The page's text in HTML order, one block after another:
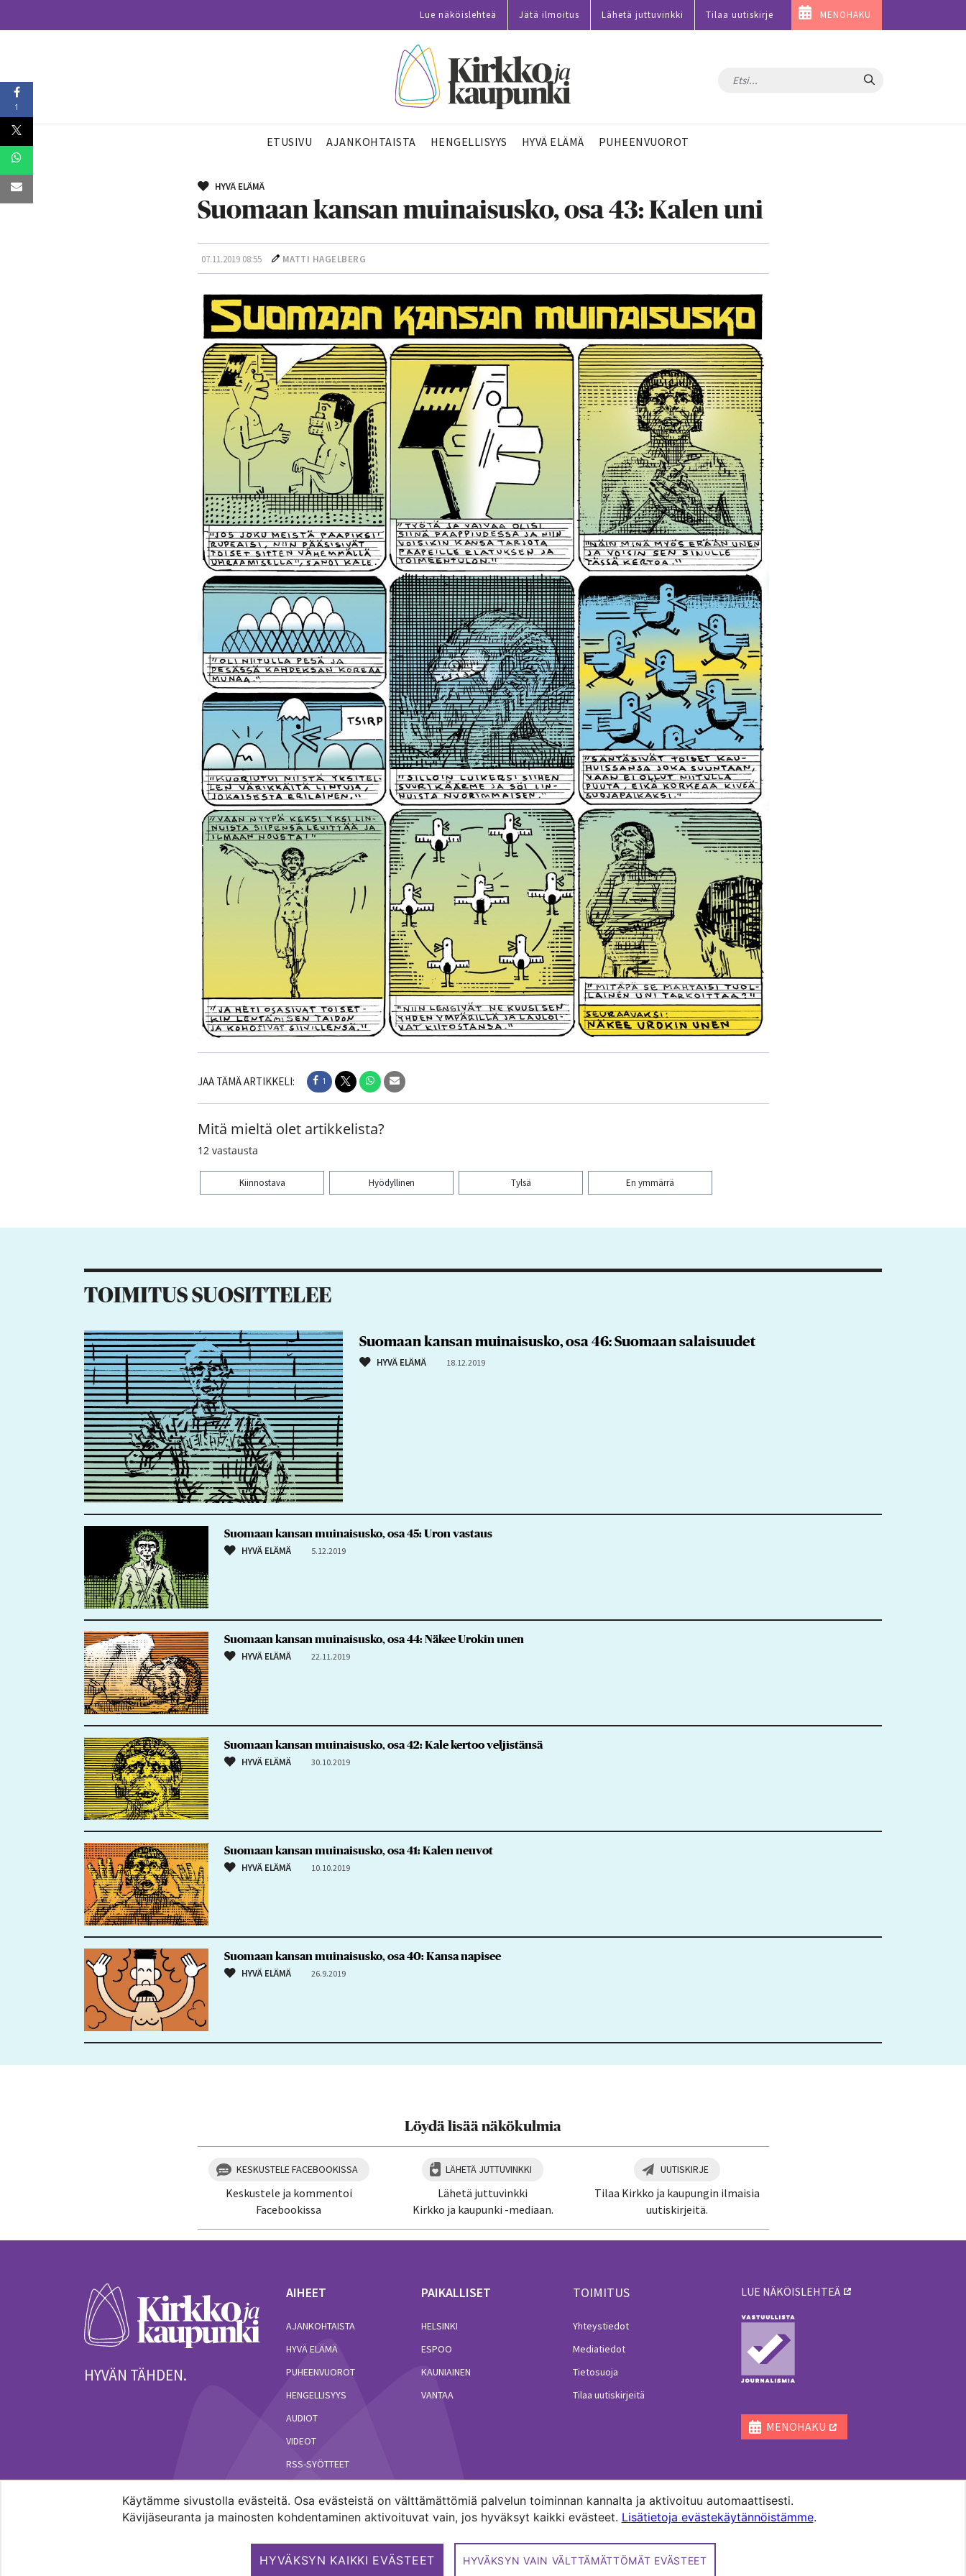
Käytämme sivustolla evästeitä. Osa evästeistä on välttämättömiä palvelun toiminnan kannalta ja aktivoituu automaattisesti.
Kävijäseuranta ja mainosten kohdentaminen aktivoituvat vain, jos hyväksyt kaikki evästeet. Lisätietoja evästekäytännöistämme.
HYVÄKSYN KAIKKI EVÄSTEET HYVÄKSYN VAIN VÄLTTÄMÄTTÖMÄT EVÄSTEET
Lue näköislehteä Jätä ilmoitus Lähetä juttuvinkki Tilaa uutiskirje MENOHAKU
Hae
ETUSIVU AJANKOHTAISTA HENGELLISYYS HYVÄ ELÄMÄ PUHEENVUOROT
HYVÄ ELÄMÄ
Suomaan kansan muinaisusko, osa 43: Kalen uni
07.11.2019 08:55 MATTI HAGELBERG
JAA TÄMÄ ARTIKKELI: 1
Mitä mieltä olet artikkelista?
12 vastausta
Kiinnostava Hyödyllinen Tylsä En ymmärrä
1
TOIMITUS SUOSITTELEE
Suomaan kansan muinaisusko, osa 46: Suomaan salaisuudet
HYVÄ ELÄMÄ 18.12.2019
Suomaan kansan muinaisusko, osa 45: Uron vastaus
HYVÄ ELÄMÄ 5.12.2019
Suomaan kansan muinaisusko, osa 44: Näkee Urokin unen
HYVÄ ELÄMÄ 22.11.2019
Suomaan kansan muinaisusko, osa 42: Kale kertoo veljistänsä
HYVÄ ELÄMÄ 30.10.2019
Suomaan kansan muinaisusko, osa 41: Kalen neuvot
HYVÄ ELÄMÄ 10.10.2019
Suomaan kansan muinaisusko, osa 40: Kansa napisee
HYVÄ ELÄMÄ 26.9.2019
Löydä lisää näkökulmia
KESKUSTELE FACEBOOKISSA
Keskustele ja kommentoi
Facebookissa
LÄHETÄ JUTTUVINKKI
Lähetä juttuvinkki
Kirkko ja kaupunki -mediaan.
UUTISKIRJE
Tilaa Kirkko ja kaupungin ilmaisia
uutiskirjeitä.
HYVÄN TÄHDEN.
AIHEET
AJANKOHTAISTA
HYVÄ ELÄMÄ
PUHEENVUOROT
HENGELLISYYS
AUDIOT
VIDEOT
RSS-SYÖTTEET
PAIKALLISET
HELSINKI
ESPOO
KAUNIAINEN
VANTAA
TOIMITUS
Yhteystiedot
Mediatiedot
Tietosuoja
Tilaa uutiskirjeitä
LUE NÄKÖISLEHTEÄ
MENOHAKU